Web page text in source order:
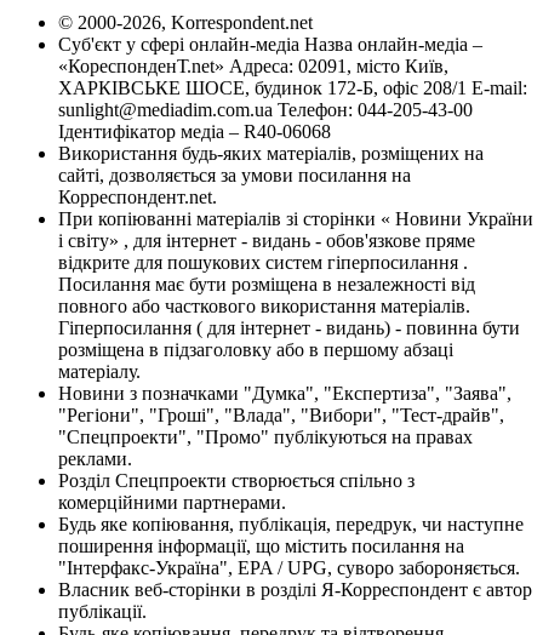
© 2000-2026, Korrespondent.net
Суб'єкт у сфері онлайн-медіа Назва онлайн-медіа –
«КореспонденТ.net» Адреса: 02091, місто Київ,
ХАРКІВСЬКЕ ШОСЕ, будинок 172-Б, офіс 208/1 E-mail:
sunlight@mediadim.com.ua Телефон: 044-205-43-00
Ідентифікатор медіа – R40-06068
Використання будь-яких матеріалів, розміщених на
сайті, дозволяється за умови посилання на
Корреспондент.net.
При копіюванні матеріалів зі сторінки « Новини України
і світу» , для інтернет - видань - обов'язкове пряме
відкрите для пошукових систем гіперпосилання .
Посилання має бути розміщена в незалежності від
повного або часткового використання матеріалів.
Гіперпосилання ( для інтернет - видань) - повинна бути
розміщена в підзаголовку або в першому абзаці
матеріалу.
Новини з позначками "Думка", "Експертиза", "Заява",
"Регіони", "Гроші", "Влада", "Вибори", "Тест-драйв",
"Спецпроекти", "Промо" публікуються на правах
реклами.
Розділ Спецпроекти створюється спільно з
комерційними партнерами.
Будь яке копіювання, публікація, передрук, чи наступне
поширення інформації, що містить посилання на
"Інтерфакс-Україна", EPA / UPG, суворо забороняється.
Власник веб-сторінки в розділі Я-Корреспондент є автор
публікації.